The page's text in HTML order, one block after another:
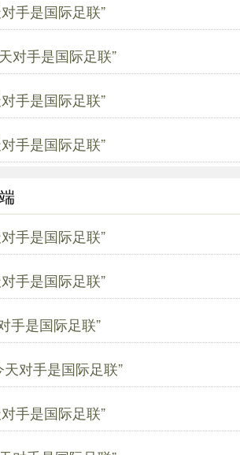
手是国际足联”
对手是国际足联”
手是国际足联”
手是国际足联”
手是国际足联”
手是国际足联”
手是国际足联”
天对手是国际足联”
手是国际足联”